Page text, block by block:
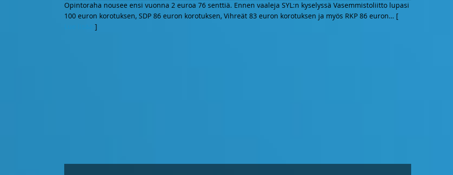
Opintoraha nousee ensi vuonna 2 euroa 76 senttiä. Ennen vaaleja SYL:n kyselyssä Vasemmistoliitto lupasi
100 euron korotuksen, SDP 86 euron korotuksen, Vihreät 83 euron korotuksen ja myös RKP 86 euron… [
]